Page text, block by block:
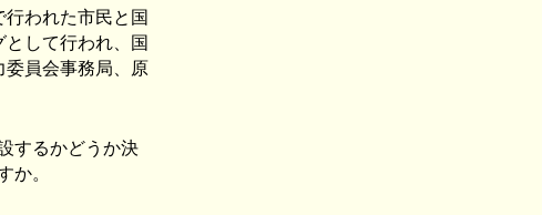
われた市民と国
して行われ、国
委員会事務局、原
するかどうか決
か。